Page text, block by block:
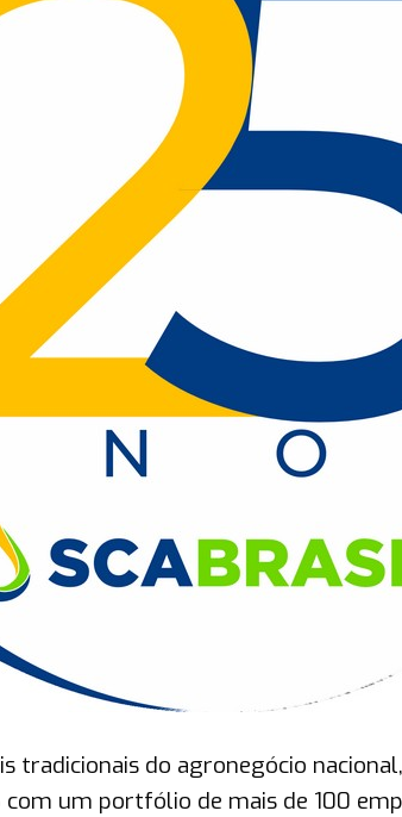
tradicionais do agronegócio
um portfólio de mais de 100